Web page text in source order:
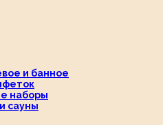
и банное
наборы
сауны